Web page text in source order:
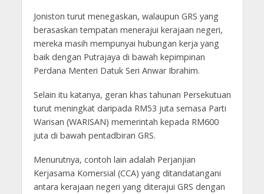
Joniston turut menegaskan, walaupun GRS yang
berasaskan tempatan menerajui kerajaan negeri,
mereka masih mempunyai hubungan kerja yang
baik dengan Putrajaya di bawah kepimpinan
Perdana Menteri Datuk Seri Anwar Ibrahim.
Selain itu katanya, geran khas tahunan Persekutuan
turut meningkat daripada RM53 juta semasa Parti
Warisan (WARISAN) memerintah kepada RM600
juta di bawah pentadbiran GRS.
Menurutnya, contoh lain adalah Perjanjian
Kerjasama Komersial (CCA) yang ditandatangani
antara kerajaan negeri yang diterajui GRS dengan